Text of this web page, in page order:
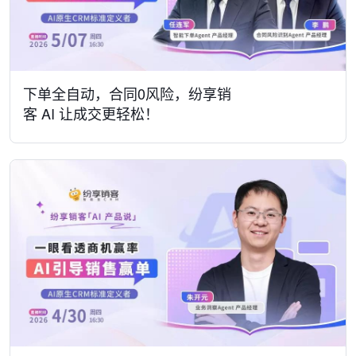
下单全自动，合同0风险，纷享销
客 AI 让成交更轻松！